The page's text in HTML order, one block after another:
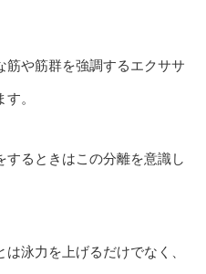
筋や筋群を強調するエクササ
。
るときはこの分離を意識し
泳力を上げるだけでなく、